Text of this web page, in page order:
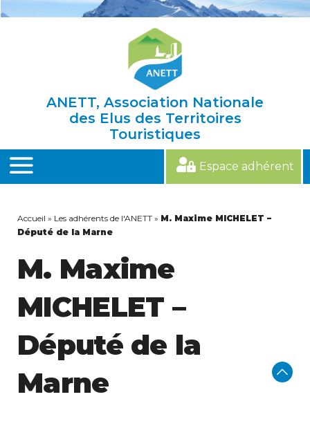
ANETT, Association Nationale
des Elus des Territoires
Touristiques
MENU
Espace adhérent
Accueil » Les adhérents de l'ANETT » M. Maxime MICHELET –
Député de la Marne
M. Maxime
MICHELET –
Député de la
Marne